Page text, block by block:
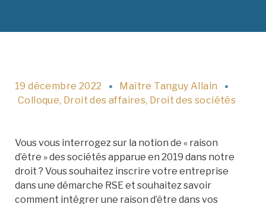
19 décembre 2022
Maître Tanguy Allain
Colloque, Droit des affaires, Droit des sociétés
Vous vous interrogez sur la notion de « raison
d’être » des sociétés apparue en 2019 dans notre
droit ? Vous souhaitez inscrire votre entreprise
dans une démarche RSE et souhaitez savoir
comment intégrer une raison d’être dans vos